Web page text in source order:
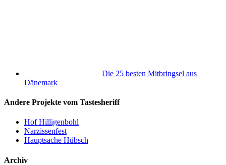
Die 25 besten Mitbringsel aus
Dänemark
Andere Projekte vom Tastesheriff
Hof Hilligenbohl
Narzissenfest
Hauptsache Hübsch
Archiv